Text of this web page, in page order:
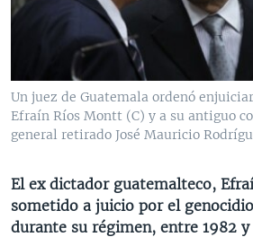
VENEZUELA
NICARAGUA
ECONOMÍA
ENTRETENIMIENTO Y CULTURA
TECNOLOGÍA
DEPORTES
CIENCIA Y SALUD
MULTIMEDIA
FOTOGRAFÍA
AUDIOS
PROGRAMAS TV
EL MUNDO AL DÍA
FORO INTERAMERICANO
LAS CLAVES
PANORAMA
RADIO
AVANCE INFORMATIVO
AUDIONOTICIAS
BUENOS DÍAS AMÉRICA
ESTADOS UNIDOS AL DÍA
DIRECT
DOCUMENTALES DE LA VOA
Learning English
Un juez de Guatemala ordenó
Efraín Ríos Montt (C) y a su antiguo
general retirado José Mauricio
El ex dictador guatemalteco,
sometido a juicio por el
durante su régimen, entre 1982 y